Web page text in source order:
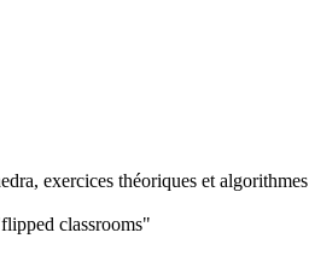
exercices théoriques et algorithmes
classrooms"